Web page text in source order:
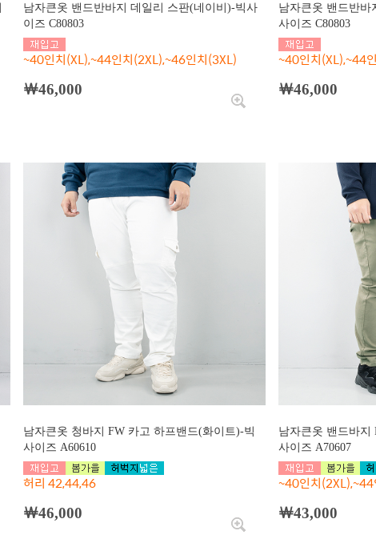
남자큰옷 밴드반바지 데일리 스판(네이비)-빅사
이즈 C80803
~40인치(XL),~44인치(2XL),~46인치(3XL)
￦46,000
남자큰옷 밴드반바
사이즈 C80803
~40인치(XL),~44
￦46,000
남자큰옷 청바지 FW 카고 하프밴드(화이트)-빅
사이즈 A60610
허리 42,44,46
￦46,000
남자큰옷 밴드바지
사이즈 A70607
~40인치
￦43,000